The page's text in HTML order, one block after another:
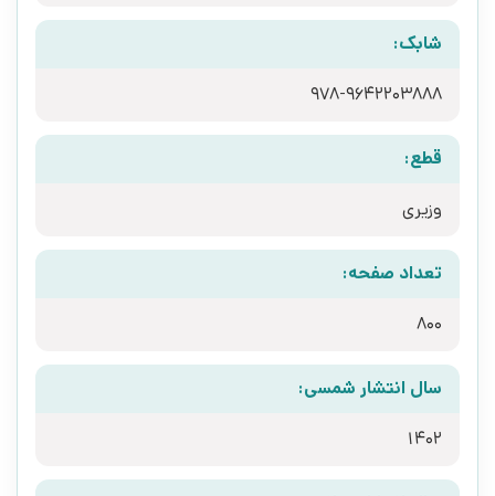
شابک:
978-9642203888
قطع:
وزیری
تعداد صفحه:
800
سال انتشار شمسی:
1402